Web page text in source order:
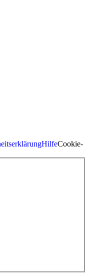
HilfeCookie-